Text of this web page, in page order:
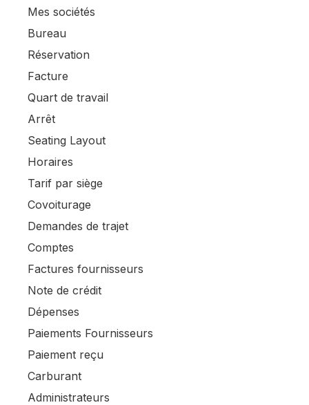
Mes sociétés
Bureau
Réservation
Facture
Quart de travail
Arrêt
Seating Layout
Horaires
Tarif par siège
Covoiturage
Demandes de trajet
Comptes
Factures fournisseurs
Note de crédit
Dépenses
Paiements Fournisseurs
Paiement reçu
Carburant
Administrateurs